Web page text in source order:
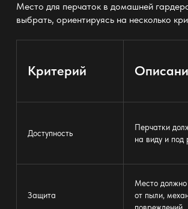
Место для перчаток в домашней
выбрать, ориентируясь на несколько
Критерий
Доступность
Перчатки
на виду и под
Защита
Место должно
от пыли,